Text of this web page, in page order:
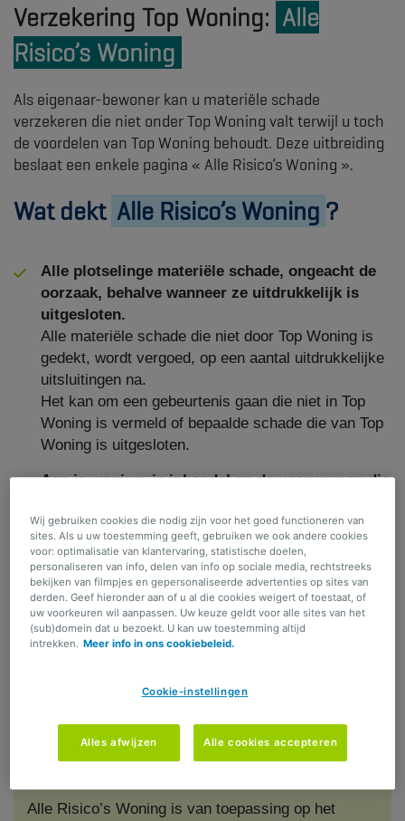
Verzekering Top Woning: Alle
Risico’s Woning
Als eigenaar-bewoner kan u materiële schade
verzekeren die niet onder Top Woning valt terwijl u toch
de voordelen van Top Woning behoudt. Deze uitbreiding
beslaat een enkele pagina « Alle Risico’s Woning ».
Wat dekt Alle Risico’s Woning ?
Alle plotselinge materiële schade, ongeacht de
oorzaak, behalve wanneer ze uitdrukkelijk is
uitgesloten.
Alle materiële schade die niet door Top Woning is
gedekt, wordt vergoed, op een aantal uitdrukkelijke
uitsluitingen na.
Het kan om een gebeurtenis gaan die niet in Top
Woning is vermeld of bepaalde schade die van Top
Woning is uitgesloten.
Aan je woning, je inboedel en de voorwerpen die
Kosten voor sanering vande bodem die door
stookolie is vervuildtot maximaal39.398,50 euro
(geindexeerd bedrag aan ABEX 1048)
Voor deze waarborg gelden tussenkomstplafonds, vrijstellingen en
uitsluitingen. Een gedetailleerde beschrijving vind je in de algemene
Waar en wanneer ben ik verzekerd?
Alle Risico’s Woning is van toepassing op het
Wij gebruiken cookies die nodig zijn voor het goed functioneren van
sites. Als u uw toestemming geeft, gebruiken we ook andere cookies
voor: optimalisatie van klantervaring, statistische doelen,
personaliseren van info, delen van info op sociale media, rechtstreeks
bekijken van filmpjes en gepersonaliseerde advertenties op sites van
derden. Geef hieronder aan of u al die cookies weigert of toestaat, of
uw voorkeuren wil aanpassen. Uw keuze geldt voor alle sites van het
(sub)domein dat u bezoekt. U kan uw toestemming altijd
intrekken. Meer info in ons cookiebeleid.
Cookie-instellingen
Alles afwijzen Alle cookies accepteren